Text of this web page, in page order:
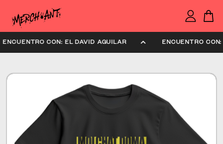
ENCUENTRO CON: EL DAVID AGUILAR ENCUENTRO